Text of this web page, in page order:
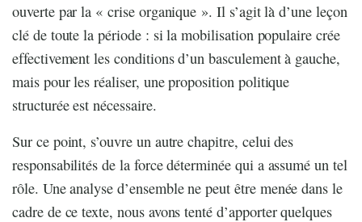
ouverte par la « crise organique ». Il s’agit là d’une leçon
clé de toute la période : si la mobilisation populaire crée
effectivement les conditions d’un basculement à gauche,
mais pour les réaliser, une proposition politique
structurée est nécessaire.
Sur ce point, s’ouvre un autre chapitre, celui des
responsabilités de la force déterminée qui a assumé un tel
rôle. Une analyse d’ensemble ne peut être menée dans le
cadre de ce texte, nous avons tenté d’apporter quelques